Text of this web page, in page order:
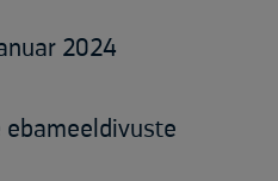
2024
ebameeldivuste